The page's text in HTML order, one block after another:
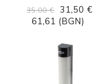
35,00 € 31,50 €
61,61 (BGN)